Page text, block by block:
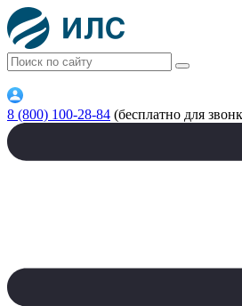
8 (800) 100-28-84 (бесплатно для